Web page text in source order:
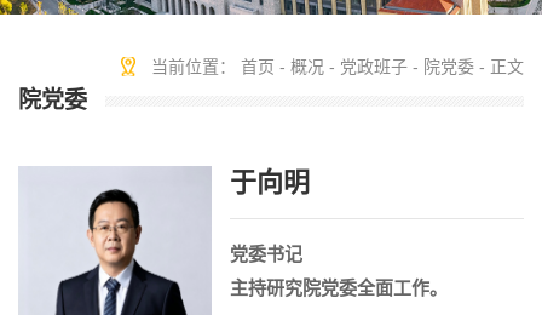
当前位置： 首页 - 概况 - 党政班子 - 院党委 - 正文
院党委
于向明
党委书记
主持研究院党委全面工作。